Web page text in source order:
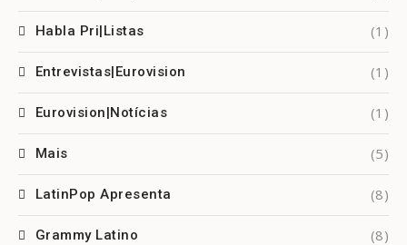
Habla Pri|Listas (1)
Entrevistas|Eurovision (1)
Eurovision|Notícias (1)
Mais (5)
LatinPop Apresenta (8)
Grammy Latino (8)